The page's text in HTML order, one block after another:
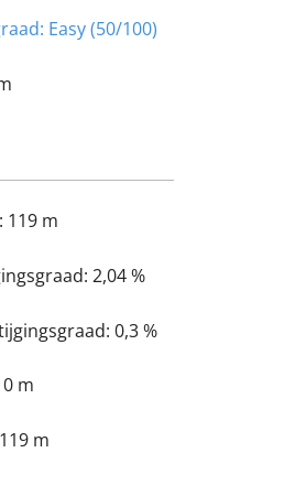
Easy (50/100)
119 m
2,04 %
0,3 %
0 m
119 m